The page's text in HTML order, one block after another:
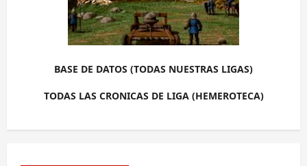
BASE DE DATOS (TODAS NUESTRAS LIGAS)
TODAS LAS CRONICAS DE LIGA (HEMEROTECA)